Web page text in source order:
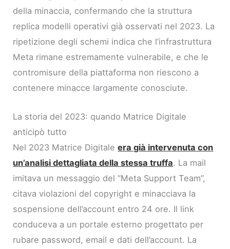
della minaccia, confermando che la struttura
replica modelli operativi già osservati nel 2023. La
ripetizione degli schemi indica che l’infrastruttura
Meta rimane estremamente vulnerabile, e che le
contromisure della piattaforma non riescono a
contenere minacce largamente conosciute.
La storia del 2023: quando Matrice Digitale
anticipò tutto
Nel 2023 Matrice Digitaleera già intervenuta con
un’analisi dettagliata della stessa truffa. La mail
imitava un messaggio del “Meta Support Team”,
citava violazioni del copyright e minacciava la
sospensione dell’account entro 24 ore. Il link
conduceva a un portale esterno progettato per
rubare password, email e dati dell’account. La